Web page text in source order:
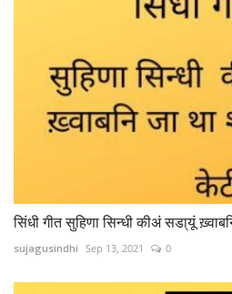
सिंधी गीत सुहिणा सिन्धी कीअं सडा्यूं
sujagusindhi Sep 13, 2021 0